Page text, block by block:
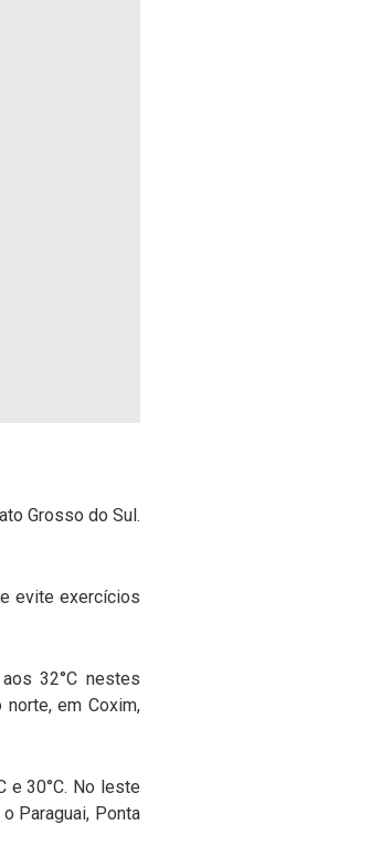
Grosso do Sul.
evite exercícios
32°C nestes
em Coxim,
e 30°C. No leste
Paraguai, Ponta